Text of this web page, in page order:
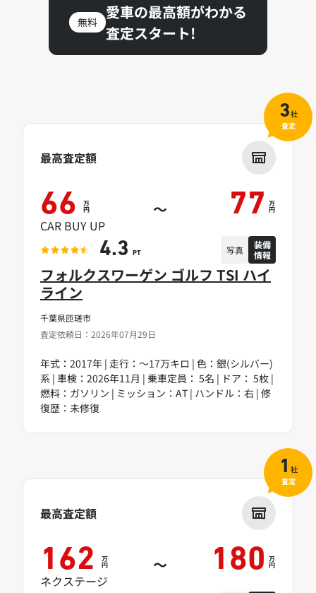
無料
愛車の最高額がわかる
査定スタート!
千葉県匝瑳市
査定依頼日：2026年07月29日
フォルクスワーゲン ゴルフ TSI ハイ
ライン
年式：2017年 | 走行：～17万キロ | 色：銀(シルバー)
系 | 車検：2026年11月 | 乗車定員： 5名 | ドア： 5枚 |
燃料：ガソリン | ミッション：AT | ハンドル：右 | 修
復歴：未修復
最高査定額
66 万
円 ～ 77 万
円
CAR BUY UP
4.3 PT 写真
装備
情報
3社
査定
最高査定額
162 万
円 ～ 180 万
円
ネクステージ
1 社
査定